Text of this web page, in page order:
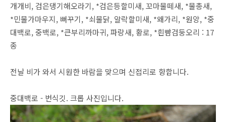
개개비, 검은댕기해오라기, *검은등할미새, 꼬마물떼새, *물총새,
*민물가마우지, 뻐꾸기, *쇠물닭, 알락할미새, *왜가리, *원앙, *중
대백로, 중백로, *큰부리까마귀, 파랑새, 황로, *흰뺨검둥오리 : 17
종
전날 비가 와서 시원한 바람을 맞으며 신접리로 향합니다.
중대백로 - 번식깃. 크롭 사진입니다.